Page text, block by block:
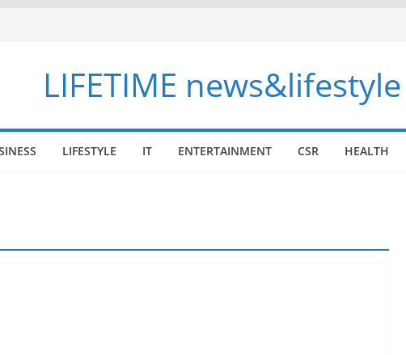
LIFETIME news&lifestyle
LIFESTYLE IT ENTERTAINMENT CSR HEALTH